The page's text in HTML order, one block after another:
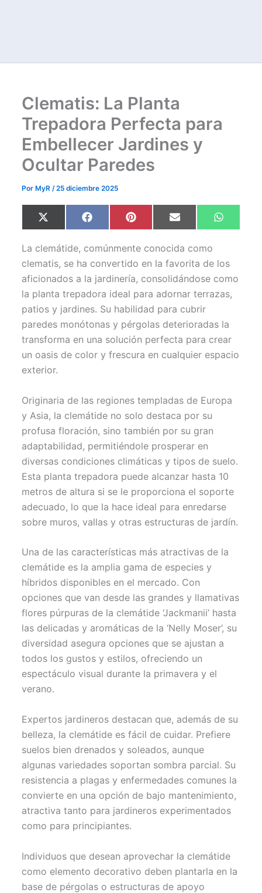
Clematis: La Planta
Trepadora Perfecta para
Embellecer Jardines y
Ocultar Paredes
Por MyR/25 diciembre 2025
Compartir
en
X
(
w
i
t
t
e
)
Compartir
en
F
a
e
b
o
o
k
Compartir
en
P
i
t
e
r
e
s
t
Compartir
en
E
m
i
l
en
W
h
A
p
p
La clemátide, comúnmente conocida como
clematis, se ha convertido en la favorita de los
aficionados a la jardinería, consolidándose como
la planta trepadora ideal para adornar terrazas,
patios y jardines. Su habilidad para cubrir
paredes monótonas y pérgolas deterioradas la
transforma en una solución perfecta para crear
un oasis de color y frescura en cualquier espacio
exterior.
Originaria de las regiones templadas de Europa
y Asia, la clemátide no solo destaca por su
profusa floración, sino también por su gran
adaptabilidad, permitiéndole prosperar en
diversas condiciones climáticas y tipos de suelo.
Esta planta trepadora puede alcanzar hasta 10
metros de altura si se le proporciona el soporte
adecuado, lo que la hace ideal para enredarse
sobre muros, vallas y otras estructuras de jardín.
Una de las características más atractivas de la
clemátide es la amplia gama de especies y
híbridos disponibles en el mercado. Con
opciones que van desde las grandes y llamativas
flores púrpuras de la clemátide ‘Jackmanii’ hasta
las delicadas y aromáticas de la ‘Nelly Moser’, su
diversidad asegura opciones que se ajustan a
todos los gustos y estilos, ofreciendo un
espectáculo visual durante la primavera y el
verano.
Expertos jardineros destacan que, además de su
belleza, la clemátide es fácil de cuidar. Prefiere
suelos bien drenados y soleados, aunque
algunas variedades soportan sombra parcial. Su
resistencia a plagas y enfermedades comunes la
convierte en una opción de bajo mantenimiento,
atractiva tanto para jardineros experimentados
como para principiantes.
Individuos que desean aprovechar la clemátide
como elemento decorativo deben plantarla en la
base de pérgolas o estructuras de apoyo